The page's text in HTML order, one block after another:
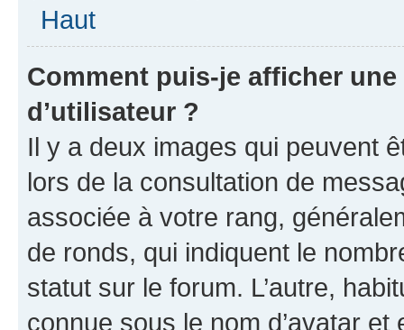
Haut
Comment puis-je afficher
d’utilisateur ?
Il y a deux images qui peuvent
lors de la consultation de
associée à votre rang,
de ronds, qui indiquent le
statut sur le forum. L’autre,
connue sous le nom d’avatar